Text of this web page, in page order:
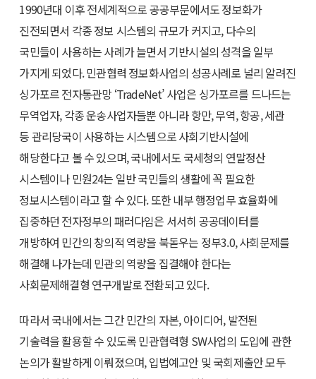
1990년대 이후 전세계적으로 공공부문에서도 정보화가
진전되면서 각종 정보 시스템의 규모가 커지고, 다수의
국민들이 사용하는 사례가 늘면서 기반시설의 성격을 일부
가지게 되었다. 민관협력 정보화사업의 성공사례로 널리 알려진
싱가포르 전자통관망 ‘TradeNet’ 사업은 싱가포르를 드나드는
무역업자, 각종 운송사업자들뿐 아니라 항만, 무역, 항공, 세관
등 관리당국이 사용하는 시스템으로 사회기반시설에
해당한다고 볼 수 있으며, 국내에서도 국세청의 연말정산
시스템이나 민원24는 일반 국민들의 생활에 꼭 필요한
정보시스템이라고 할 수 있다. 또한 내부 행정업무 효율화에
집중하던 전자정부의 패러다임은 서서히 공공데이터를
개방하여 민간의 창의적 역량을 북돋우는 정부3.0, 사회문제를
해결해 나가는데 민관의 역량을 집결해야 한다는
사회문제해결형 연구개발로 전환되고 있다.
따라서 국내에서는 그간 민간의 자본, 아이디어, 발전된
기술력을 활용할 수 있도록 민관협력형 SW사업의 도입에 관한
논의가 활발하게 이뤄졌으며, 입법예고안 및 국회제출안 모두